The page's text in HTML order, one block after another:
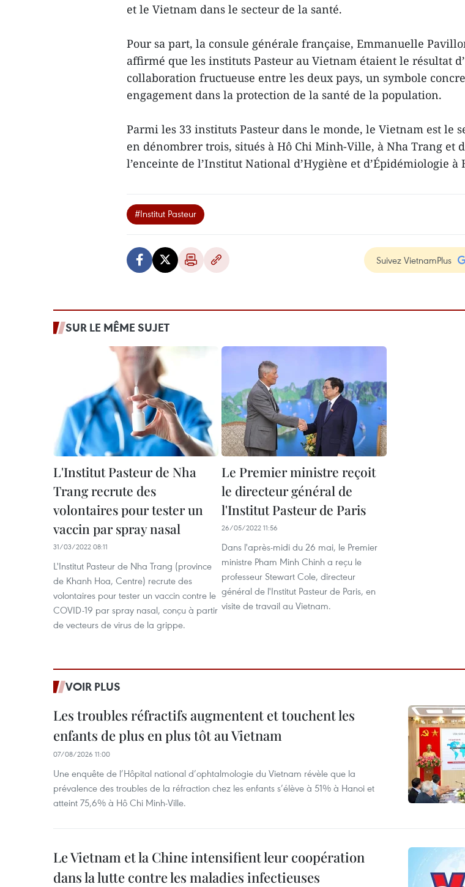
et le Vietnam dans le secteur de la santé.
Pour sa part, la consule générale française, Emmanuelle
affirmé que les instituts Pasteur au Vietnam étaient le résultat
collaboration fructueuse entre les deux pays, un symbole
engagement dans la protection de la santé de la population.
Parmi les 33 instituts Pasteur dans le monde, le Vietnam est le
en dénombrer trois, situés à Hô Chi Minh-Ville, à Nha Trang et
l’enceinte de l’Institut National d’Hygiène et d’Épidémiologie à
#Institut Pasteur
Suivez VietnamPlus
SUR LE MÊME SUJET
L'Institut Pasteur de Nha
Trang recrute des
volontaires pour tester un
vaccin par spray nasal
31/03/2022 08:11
L'Institut Pasteur de Nha Trang (province
de Khanh Hoa, Centre) recrute des
volontaires pour tester un vaccin contre le
COVID-19 par spray nasal, conçu à partir
de vecteurs de virus de la grippe.
Le Premier ministre reçoit
le directeur général de
l'Institut Pasteur de Paris
26/05/2022 11:56
Dans l'après-midi du 26 mai, le Premier
ministre Pham Minh Chinh a reçu le
professeur Stewart Cole, directeur
général de l'Institut Pasteur de Paris, en
visite de travail au Vietnam.
VOIR PLUS
Les troubles réfractifs augmentent et touchent les
enfants de plus en plus tôt au Vietnam
07/08/2026 11:00
Une enquête de l’Hôpital national d’ophtalmologie du Vietnam révèle que la
prévalence des troubles de la réfraction chez les enfants s’élève à 51% à Hanoi et
atteint 75,6% à Hô Chi Minh-Ville.
Le Vietnam et la Chine intensifient leur coopération
dans la lutte contre les maladies infectieuses